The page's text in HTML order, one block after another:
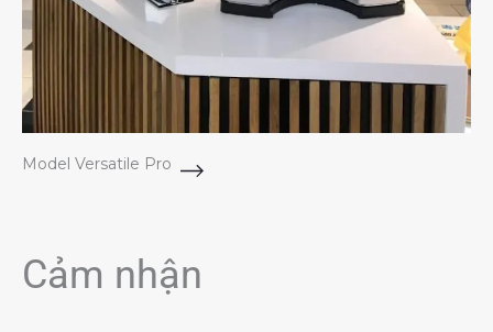
Model Versatile Pro
Cảm nhận